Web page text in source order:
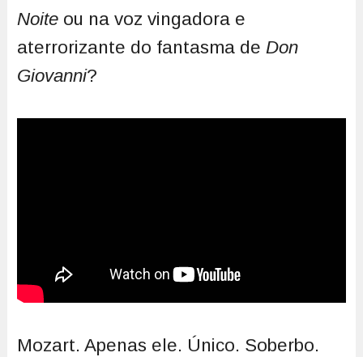
Noiteou na voz vingadora e
aterrorizante do fantasma de Don
Giovanni?
Mozart. Apenas ele. Único. Soberbo.